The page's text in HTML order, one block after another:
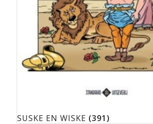
SUSKE EN WISKE (391)